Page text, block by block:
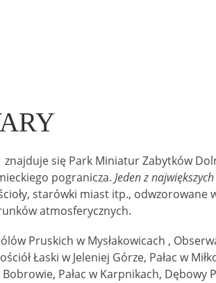
się Park Miniatur Zabytków
pogranicza. Jeden z
starówki miast itp.,
atmosferycznych.
Pruskich w Mysłakowicach ,
Łaski w Jeleniej Górze, Pałac w
Pałac w Karpnikach, Dębowy